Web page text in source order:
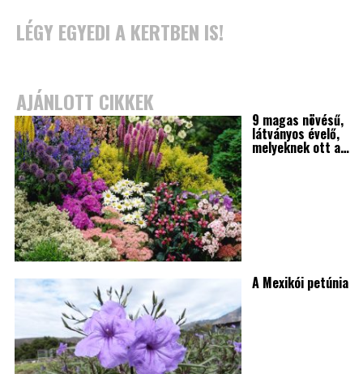
LÉGY EGYEDI A KERTBEN IS!
AJÁNLOTT CIKKEK
9 magas növésű,
látványos évelő,
melyeknek ott a…
A Mexikói petúnia